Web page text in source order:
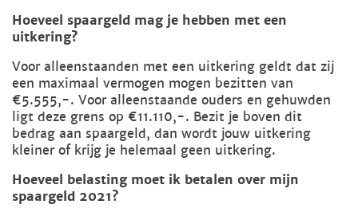
Hoeveel spaargeld mag je hebben met een
uitkering?
Voor alleenstaanden met een uitkering geldt dat zij
een maximaal vermogen mogen bezitten van
€5.555,-. Voor alleenstaande ouders en gehuwden
ligt deze grens op €11.110,-. Bezit je boven dit
bedrag aan spaargeld, dan wordt jouw uitkering
kleiner of krijg je helemaal geen uitkering.
Hoeveel belasting moet ik betalen over mijn
spaargeld 2021?